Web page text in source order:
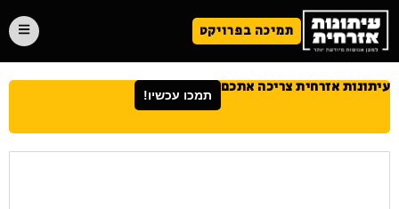
תמיכה בפרויקט
עיתונות אזרחית צריכה אתכם תמכו עכשיו!